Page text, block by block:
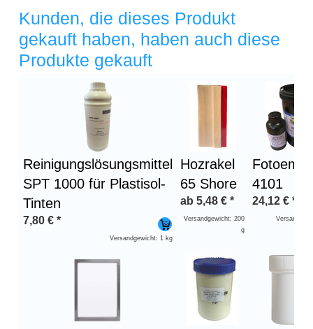
Kunden, die dieses Produkt
gekauft haben, haben auch diese
Produkte gekauft
Überschrift
Reinigungslösungsmittel
SPT 1000 für Plastisol-
Tinten
7,80 € *
Versandgewicht: 1 kg
Hozrakel
65 Shore
ab 5,48 € *
Versandgewicht: 200
g
4101
24,12 € *